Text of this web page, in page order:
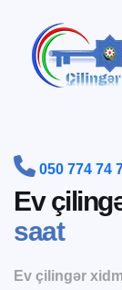
 050 774 74
Ev çiling
saat
Ev çilingər